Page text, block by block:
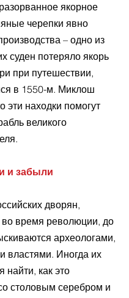
якорное
черепки явно
– одно из
суден потеряло якорь
при путешествии,
в 1550-м. Миклош
эти находки помогут
великого
и забыли
дворян,
время революции, до
археологами,
властями. Иногда их
найти, как это
столовым серебром и